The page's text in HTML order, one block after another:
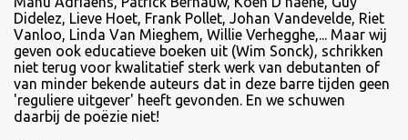
Didelez, Lieve Hoet, Frank Pollet, Johan Vandevelde, Riet
Vanloo, Linda Van Mieghem, Willie Verhegghe,... Maar wij
geven ook educatieve boeken uit (Wim Sonck), schrikken
niet terug voor kwalitatief sterk werk van debutanten of
van minder bekende auteurs dat in deze barre tijden geen
'reguliere uitgever' heeft gevonden. En we schuwen
daarbij de poëzie niet!